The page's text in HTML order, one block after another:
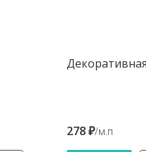
278 ₽/м.п